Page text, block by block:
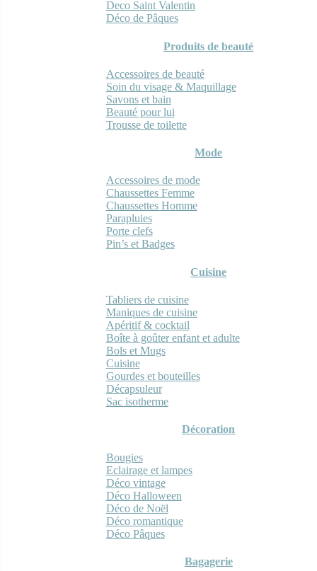
Deco Saint Valentin
Déco de Pâques
Produits de beauté
Accessoires de beauté
Soin du visage & Maquillage
Savons et bain
Beauté pour lui
Trousse de toilette
Mode
Accessoires de mode
Chaussettes Femme
Chaussettes Homme
Parapluies
Porte clefs
Pin’s et Badges
Cuisine
Tabliers de cuisine
Maniques de cuisine
Apéritif & cocktail
Boîte à goûter enfant et adulte
Bols et Mugs
Cuisine
Gourdes et bouteilles
Décapsuleur
Sac isotherme
Décoration
Bougies
Eclairage et lampes
Déco vintage
Déco Halloween
Déco de Noël
Déco romantique
Déco Pâques
Bagagerie